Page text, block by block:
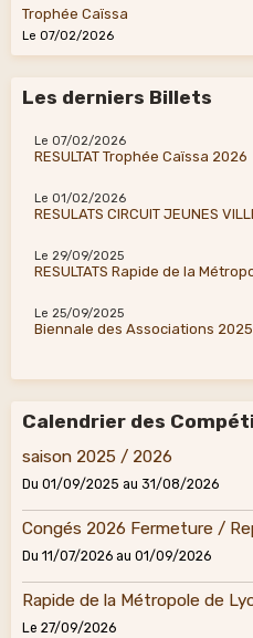
Trophée Caïssa
Le 07/02/2026
Les derniers Billets
Le 07/02/2026
RESULTAT Trophée Caïssa 2026
Le 01/02/2026
RESULATS CIRCUIT JEUNES
Le 29/09/2025
RESULTATS Rapide de la
Le 25/09/2025
Biennale des Associations 2025
Calendrier des
saison 2025 / 2026
Du 01/09/2025 au 31/08/2026
Congés 2026 Fermeture /
Du 11/07/2026 au 01/09/2026
Rapide de la Métropole de
Le 27/09/2026